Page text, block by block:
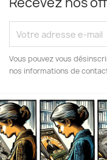
Vous pouvez vous
nos informations de